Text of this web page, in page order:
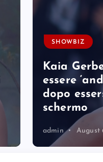
SHOWBIZ
Kaia
essere
dopo
schermo
admin August